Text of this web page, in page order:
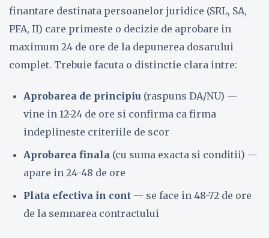
finantare destinata persoanelor juridice (SRL, SA,
PFA, II) care primeste o decizie de aprobare in
maximum 24 de ore de la depunerea dosarului
complet. Trebuie facuta o distinctie clara intre:
Aprobarea de principiu (raspuns DA/NU) —
vine in 12-24 de ore si confirma ca firma
indeplineste criteriile de scor
Aprobarea finala (cu suma exacta si conditii) —
apare in 24-48 de ore
Plata efectiva in cont — se face in 48-72 de ore
de la semnarea contractului